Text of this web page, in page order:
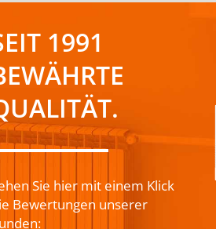
1991
Sie hier mit einem Klick
Bewertungen unserer